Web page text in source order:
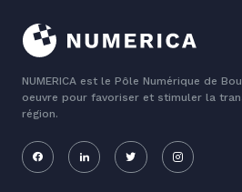
NUMERICA est le Pôle Numérique de
oeuvre pour favoriser et stimuler la
région.